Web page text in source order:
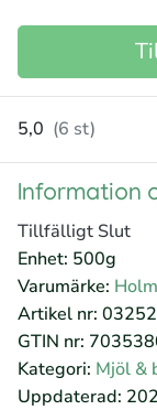
5,0 (6 st)
Information
Tillfälligt Slut
Enhet: 500g
Varumärke:
Artikel nr:
GTIN nr:
Kategori: Mjöl &
Uppdaterad: